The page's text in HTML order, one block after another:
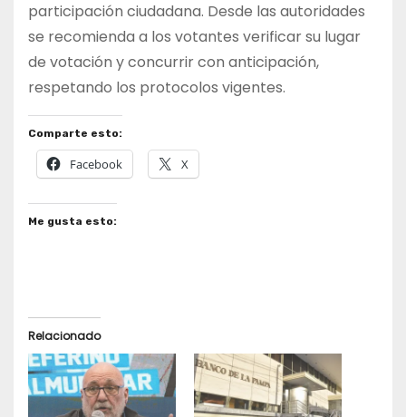
participación ciudadana. Desde las autoridades
se recomienda a los votantes verificar su lugar
de votación y concurrir con anticipación,
respetando los protocolos vigentes.
Comparte esto:
Facebook X
Me gusta esto:
Relacionado